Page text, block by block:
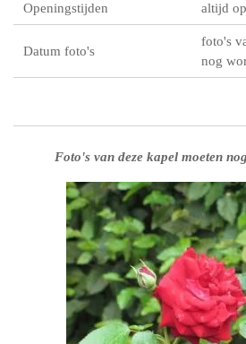
Openingstijden altijd
Datum foto's
foto's
nog
Foto's van deze kapel moeten